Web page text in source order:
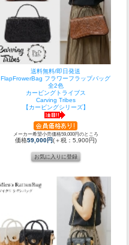
送料無料/即日発送
FlapFrowerBag フラワーフラップバッグ
全2色
カービングトライブス
Carving Tribes
【カービングシリーズ】
メーカー希望小売価格59,000円のところ
価格59,000円(＋税：5,900円)